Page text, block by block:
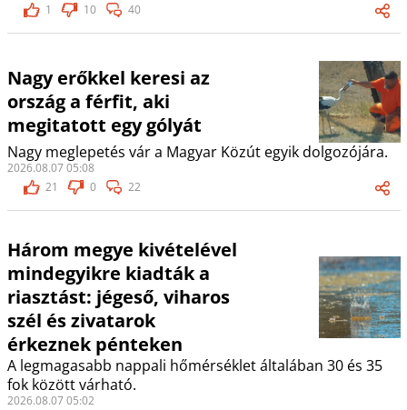
1
10 40
Nagy erőkkel keresi az
ország a férfit, aki
megitatott egy gólyát
Nagy meglepetés vár a Magyar Közút egyik dolgozójára.
2026.08.07 05:08
21
0 22
Három megye kivételével
mindegyikre kiadták a
riasztást: jégeső, viharos
szél és zivatarok
érkeznek pénteken
A legmagasabb nappali hőmérséklet általában 30 és 35
fok között várható.
2026.08.07 05:02